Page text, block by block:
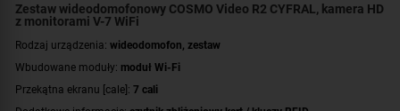
Zestaw wideodomofonowy COSMO Video R2 CYFRAL, kamera HD
z monitorami V-7 WiFi
Rodzaj urządzenia: wideodomofon, zestaw
Wbudowane moduły: moduł Wi-Fi
Przekątna ekranu [cale]: 7 cali